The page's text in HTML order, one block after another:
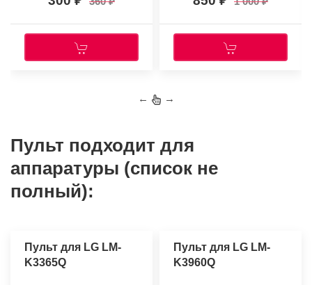
← →
Пульт подходит для
аппаратуры (список не
полный):
Пульт для LG LM-
K3365Q
Пульт для LG LM-
K3960Q